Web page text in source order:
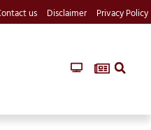
us Disclaimer Privacy Policy